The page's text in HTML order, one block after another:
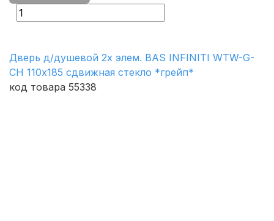
Дверь д/душевой 2х элем. BAS INFINITI WTW-G-
CH 110х185 сдвижная стекло *грейп*
код товара 55338